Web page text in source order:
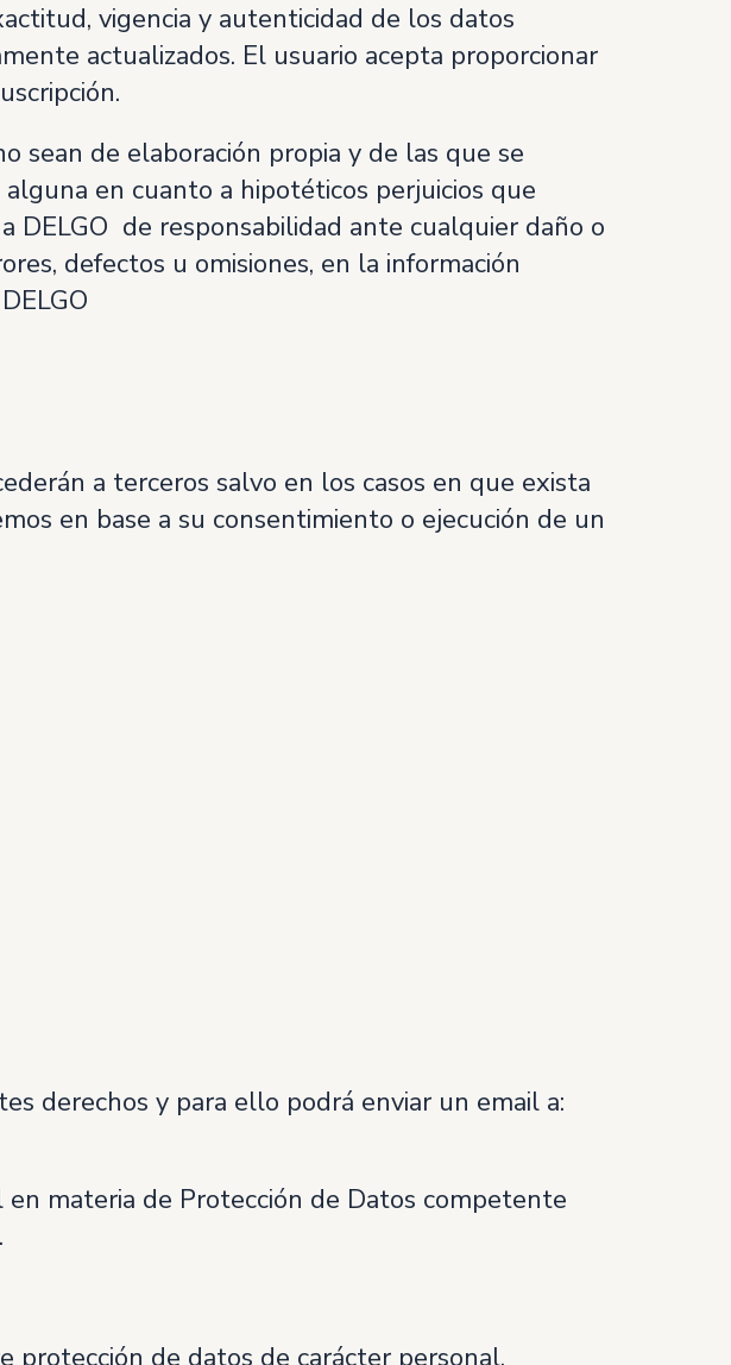
vigencia y autenticidad de los datos
actualizados. El usuario acepta proporcionar
sean de elaboración propia y de las que se
en cuanto a hipotéticos perjuicios que
DELGO de responsabilidad ante cualquier daño o
defectos u omisiones, en la información
a terceros salvo en los casos en que exista
en base a su consentimiento o ejecución de un
derechos y para ello podrá enviar un email a:
materia de Protección de Datos competente
protección de datos de carácter personal,